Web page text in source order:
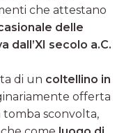
che attestano
delle
dall’XI secolo a.C.
di un coltellino in
offerta
sconvolta,